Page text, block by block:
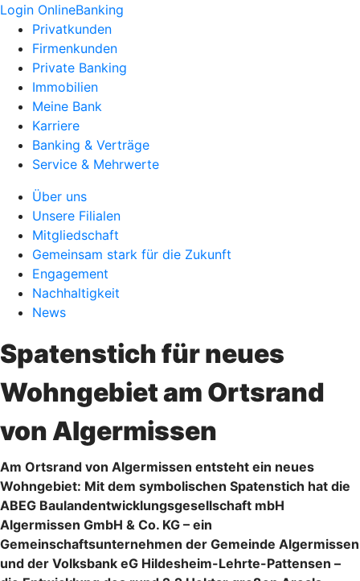
Login OnlineBanking
Privatkunden
Firmenkunden
Private Banking
Immobilien
Meine Bank
Karriere
Banking & Verträge
Service & Mehrwerte
Über uns
Unsere Filialen
Mitgliedschaft
Gemeinsam stark für die Zukunft
Engagement
Nachhaltigkeit
News
Spatenstich für neues
Wohngebiet am Ortsrand
von Algermissen
Am Ortsrand von Algermissen entsteht ein neues
Wohngebiet: Mit dem symbolischen Spatenstich hat die
ABEG Baulandentwicklungsgesellschaft mbH
Algermissen GmbH & Co. KG – ein
Gemeinschaftsunternehmen der Gemeinde Algermissen
und der Volksbank eG Hildesheim-Lehrte-Pattensen –